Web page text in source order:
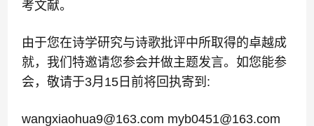
考文献。
由于您在诗学研究与诗歌批评中所取得的卓越成
就，我们特邀请您参会并做主题发言。如您能参
会，敬请于3月 15 日前将回执寄到 :
wangxiaohua9@163.com myb0451@163.com